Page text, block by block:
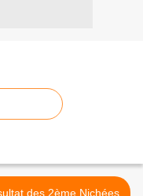
des 2ème Nichées